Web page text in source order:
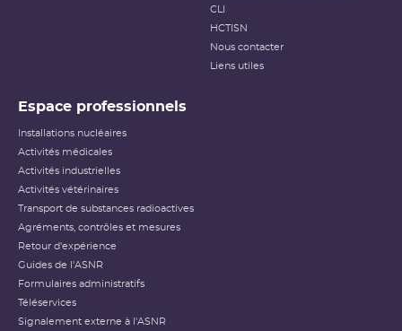
CLI
HCTISN
Nous contacter
Liens utiles
Espace professionnels
Installations nucléaires
Activités médicales
Activités industrielles
Activités vétérinaires
Transport de substances radioactives
Agréments, contrôles et mesures
Retour d'expérience
Guides de l'ASNR
Formulaires administratifs
Téléservices
Signalement externe à l'ASNR